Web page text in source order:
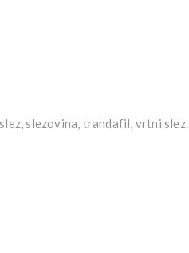
slezovina, trandafil, vrtni slez.